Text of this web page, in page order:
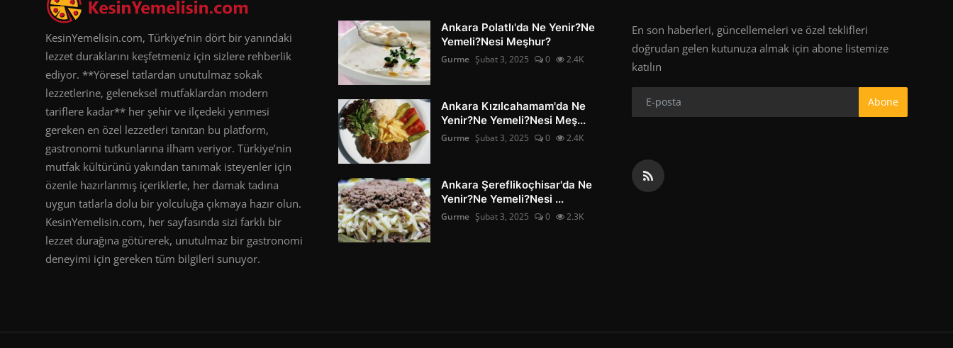
KesinYemelisin.com, Türkiye’nin dört bir yanındaki
lezzet duraklarını keşfetmeniz için sizlere rehberlik
ediyor. **Yöresel tatlardan unutulmaz sokak
lezzetlerine, geleneksel mutfaklardan modern
tariflere kadar** her şehir ve ilçedeki yenmesi
gereken en özel lezzetleri tanıtan bu platform,
gastronomi tutkunlarına ilham veriyor. Türkiye’nin
mutfak kültürünü yakından tanımak isteyenler için
özenle hazırlanmış içeriklerle, her damak tadına
uygun tatlarla dolu bir yolculuğa çıkmaya hazır olun.
KesinYemelisin.com, her sayfasında sizi farklı bir
lezzet durağına götürerek, unutulmaz bir gastronomi
deneyimi için gereken tüm bilgileri sunuyor.
Ankara Polatlı'da Ne Yenir?Ne
Yemeli?Nesi Meşhur?
Gurme Şubat 3, 2025 0 2.4K
Ankara Kızılcahamam'da Ne
Yenir?Ne Yemeli?Nesi Meş...
Gurme Şubat 3, 2025 0 2.4K
Ankara Şereflikoçhisar'da Ne
Yenir?Ne Yemeli?Nesi ...
Gurme Şubat 3, 2025 0 2.3K
En son haberleri, güncellemeleri ve özel teklifleri
doğrudan gelen kutunuza almak için abone listemize
katılın
Abone